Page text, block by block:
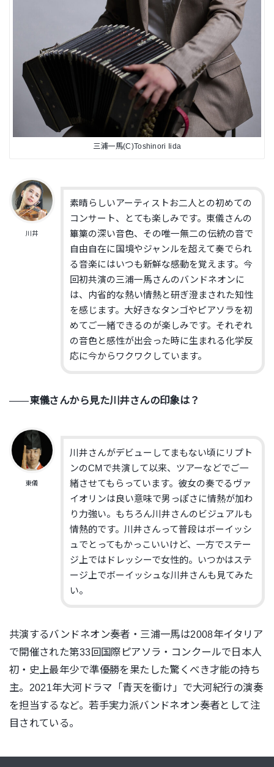
三浦一馬(C)Toshinori Iida
川井
素晴らしいアーティストお二人との初めての
コンサート、とても楽しみです。 東儀さんの
篳篥の深い音色、その唯一無二の伝統の音で
自由自在に国境やジャンルを超えて奏でられ
る音楽にはいつも新鮮な感動を覚えます。今
回初共演の三浦一馬さんのバンドネオンに
は、内省的な熱い情熱と研ぎ澄まされた知性
を感じます。大好きなタンゴやピアソラを初
めてご一緒できるのが楽しみです。それぞれ
の音色と感性が出会った時に生まれる化学反
応に今からワクワクしています。
――東儀さんから見た川井さんの印象は？
東儀
川井さんがデビューしてまもない頃にリプト
ンのCMで共演して以来、ツアーなどでご一
緒させてもらっています。彼女の奏でるヴァ
イオリンは良い意味で男っぽさに情熱が加わ
り力強い。もちろん川井さんのビジュアルも
情熱的です。川井さんって普段はボーイッシ
ュでとってもかっこいいけど、一方でステー
ジ上ではドレッシーで女性的。いつかはステ
ージ上でボーイッシュな川井さんも見てみた
い。
共演するバンドネオン奏者・三浦一馬は2008年イタリア
で開催された第33回国際ピアソラ・コンクールで日本人
初・史上最年少で準優勝を果たした驚くべき才能の持ち
主。2021年大河ドラマ「青天を衝け」で大河紀行の演奏
を担当するなど。若手実力派バンドネオン奏者として注
目されている。